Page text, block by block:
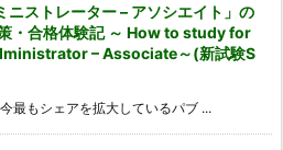
ニストレーター – アソシエイト」の
・合格体験記 ～ How to study for
– Associate～(新試験S
最もシェアを拡大しているパブ ...